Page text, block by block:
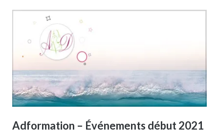
Adformation – Événements début 2021